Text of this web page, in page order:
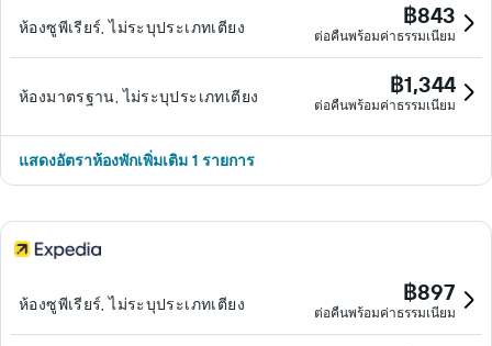
ห้องซูพีเรียร์, ไม่ระบุประเภทเตียง ฿843
ต่อคืนพร้อมค่าธรรมเนียม
ห้องมาตรฐาน, ไม่ระบุประเภทเตียง ฿1,344
ต่อคืนพร้อมค่าธรรมเนียม
แสดงอัตราห้องพักเพิ่มเติม 1 รายการ
ห้องซูพีเรียร์, ไม่ระบุประเภทเตียง ฿897
ต่อคืนพร้อมค่าธรรมเนียม